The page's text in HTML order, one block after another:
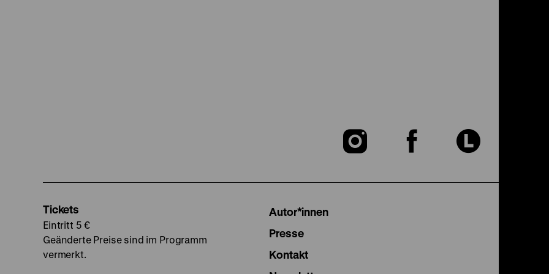
Zu
Zu
Zu
Tickets
Eintritt 5 €
Geänderte Preise sind im Programm
vermerkt.
Autor*innen
Presse
Kontakt